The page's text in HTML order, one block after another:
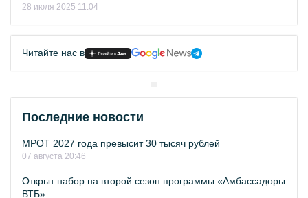
28 июля 2025 11:04
Читайте нас в
Последние новости
МРОТ 2027 года превысит 30 тысяч рублей
07 августа 20:46
Открыт набор на второй сезон программы «Амбассадоры
ВТБ»